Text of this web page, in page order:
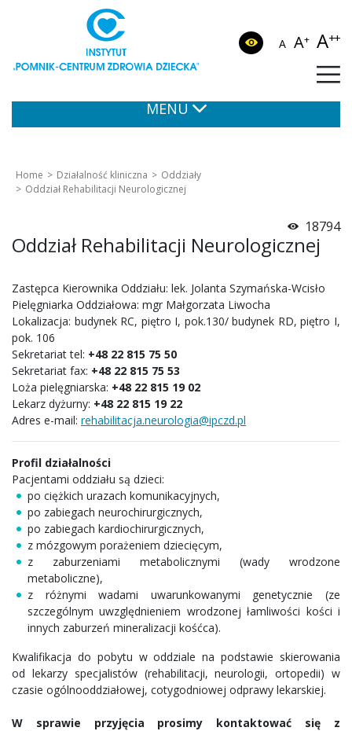
A A+ A++
MENU
Home Działalność kliniczna
Oddziały
Oddział Rehabilitacji Neurologicznej
18794
Oddział Rehabilitacji Neurologicznej
Zastępca Kierownika Oddziału: lek. Jolanta Szymańska-Wcisło
Pielęgniarka Oddziałowa: mgr Małgorzata Liwocha
Lokalizacja: budynek RC, piętro I, pok.130/ budynek RD, piętro I,
pok. 106
Sekretariat tel: +48 22 815 75 50
Sekretariat fax: +48 22 815 75 53
Loża pielęgniarska: +48 22 815 19 02
Lekarz dyżurny: +48 22 815 19 22
Adres e-mail: rehabilitacja.neurologia@ipczd.pl
Profil działalności
Pacjentami oddziału są dzieci:
po ciężkich urazach komunikacyjnych,
po zabiegach neurochirurgicznych,
po zabiegach kardiochirurgicznych,
z mózgowym porażeniem dziecięcym,
z zaburzeniami metabolicznymi (wady wrodzone
metaboliczne),
z różnymi wadami uwarunkowanymi genetycznie (ze
szczególnym uwzględnieniem wrodzonej łamliwości kości i
innych zaburzeń mineralizacji kośćca).
Kwalifikacja do pobytu w oddziale na podstawie skierowania
od lekarzy specjalistów (rehabilitacji, neurologii, ortopedii) w
czasie ogólnooddziałowej, cotygodniowej odprawy lekarskiej.
W sprawie przyjęcia prosimy kontaktować się z